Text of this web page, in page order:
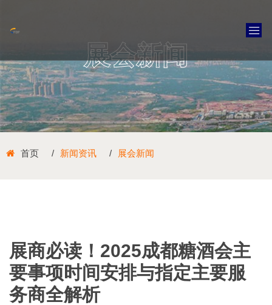
展会新闻
首页 新闻资讯 展会新闻
展商必读！2025成都糖酒会主
要事项时间安排与指定主要服
务商全解析